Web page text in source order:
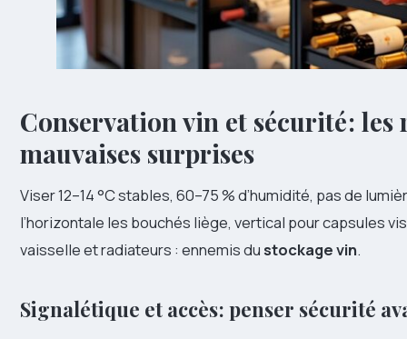
Conservation vin et sécurité :
mauvaises surprises
Viser 12–14 °C stables, 60–75 % d’humidité, pas de
l’horizontale les bouchés liège, vertical pour capsules
vaisselle et radiateurs : ennemis dustockage vin.
Signalétique et accès : penser sécurité